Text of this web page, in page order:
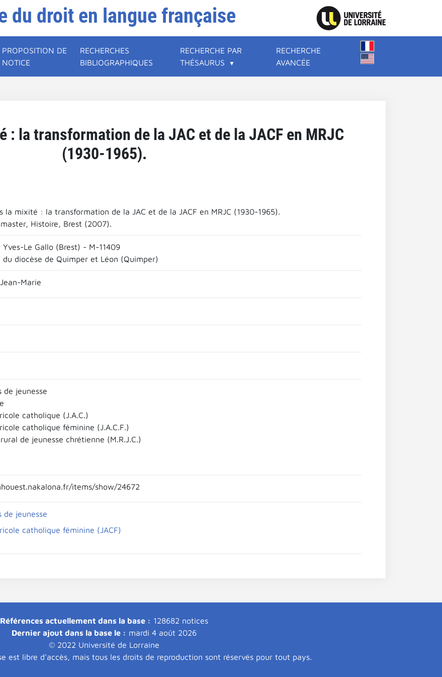
du droit en langue française
PROPOSITION DE
NOTICE
RECHERCHES
BIBLIOGRAPHIQUES
RECHERCHE PAR
THÉSAURUS
RECHERCHE
AVANCÉE
: la transformation de la JAC et de la JACF en MRJC
(1930-1965).
la mixité : la transformation de la JAC et de la JACF en MRJC (1930-1965).
Histoire, Brest (2007).
Le Gallo (Brest) - M-11409
du diocèse de Quimper et Léon (Quimper)
Marie
de jeunesse
catholique (J.A.C.)
catholique féminine (J.A.C.F.)
de jeunesse chrétienne (M.R.J.C.)
items/show/24672
de jeunesse
catholique féminine (JACF)
Références actuellement dans la base : 128682 notices
Dernier ajout dans la base le : mardi 4 août 2026
© 2022 Université de Lorraine
est libre d'accès, mais tous les droits de reproduction sont réservés pour tout pays.